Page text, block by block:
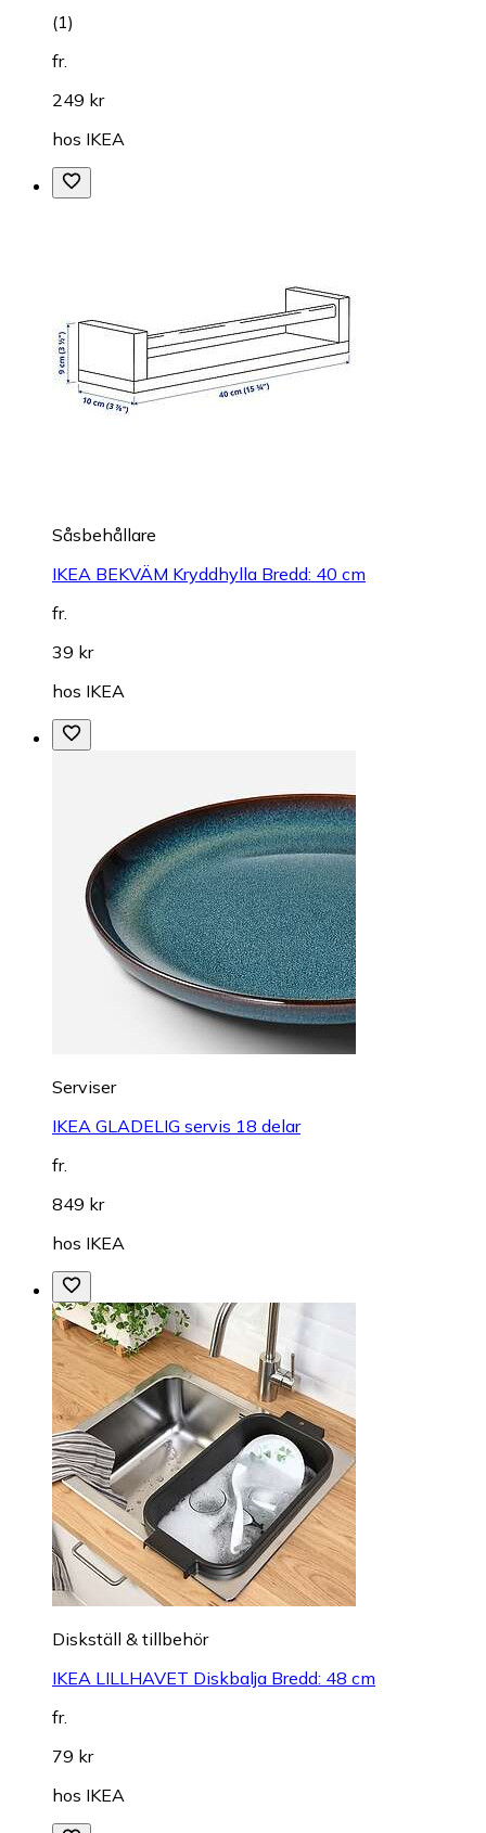
(1)
fr.
249 kr
hos IKEA
Såsbehållare
IKEA BEKVÄM Kryddhylla Bredd: 40 cm
fr.
39 kr
hos IKEA
Serviser
IKEA GLADELIG servis 18 delar
fr.
849 kr
hos IKEA
Diskställ & tillbehör
IKEA LILLHAVET Diskbalja Bredd: 48 cm
fr.
79 kr
hos IKEA